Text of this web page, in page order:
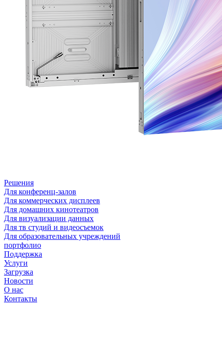
Решения
Для конференц-залов
Для коммерческих дисплеев
Для домашних кинотеатров
Для визуализации данных
Для тв студий и видеосъемок
Для образовательных учреждений
портфолио
Поддержка
Услуги
Загрузка
Новости
О нас
Контакты